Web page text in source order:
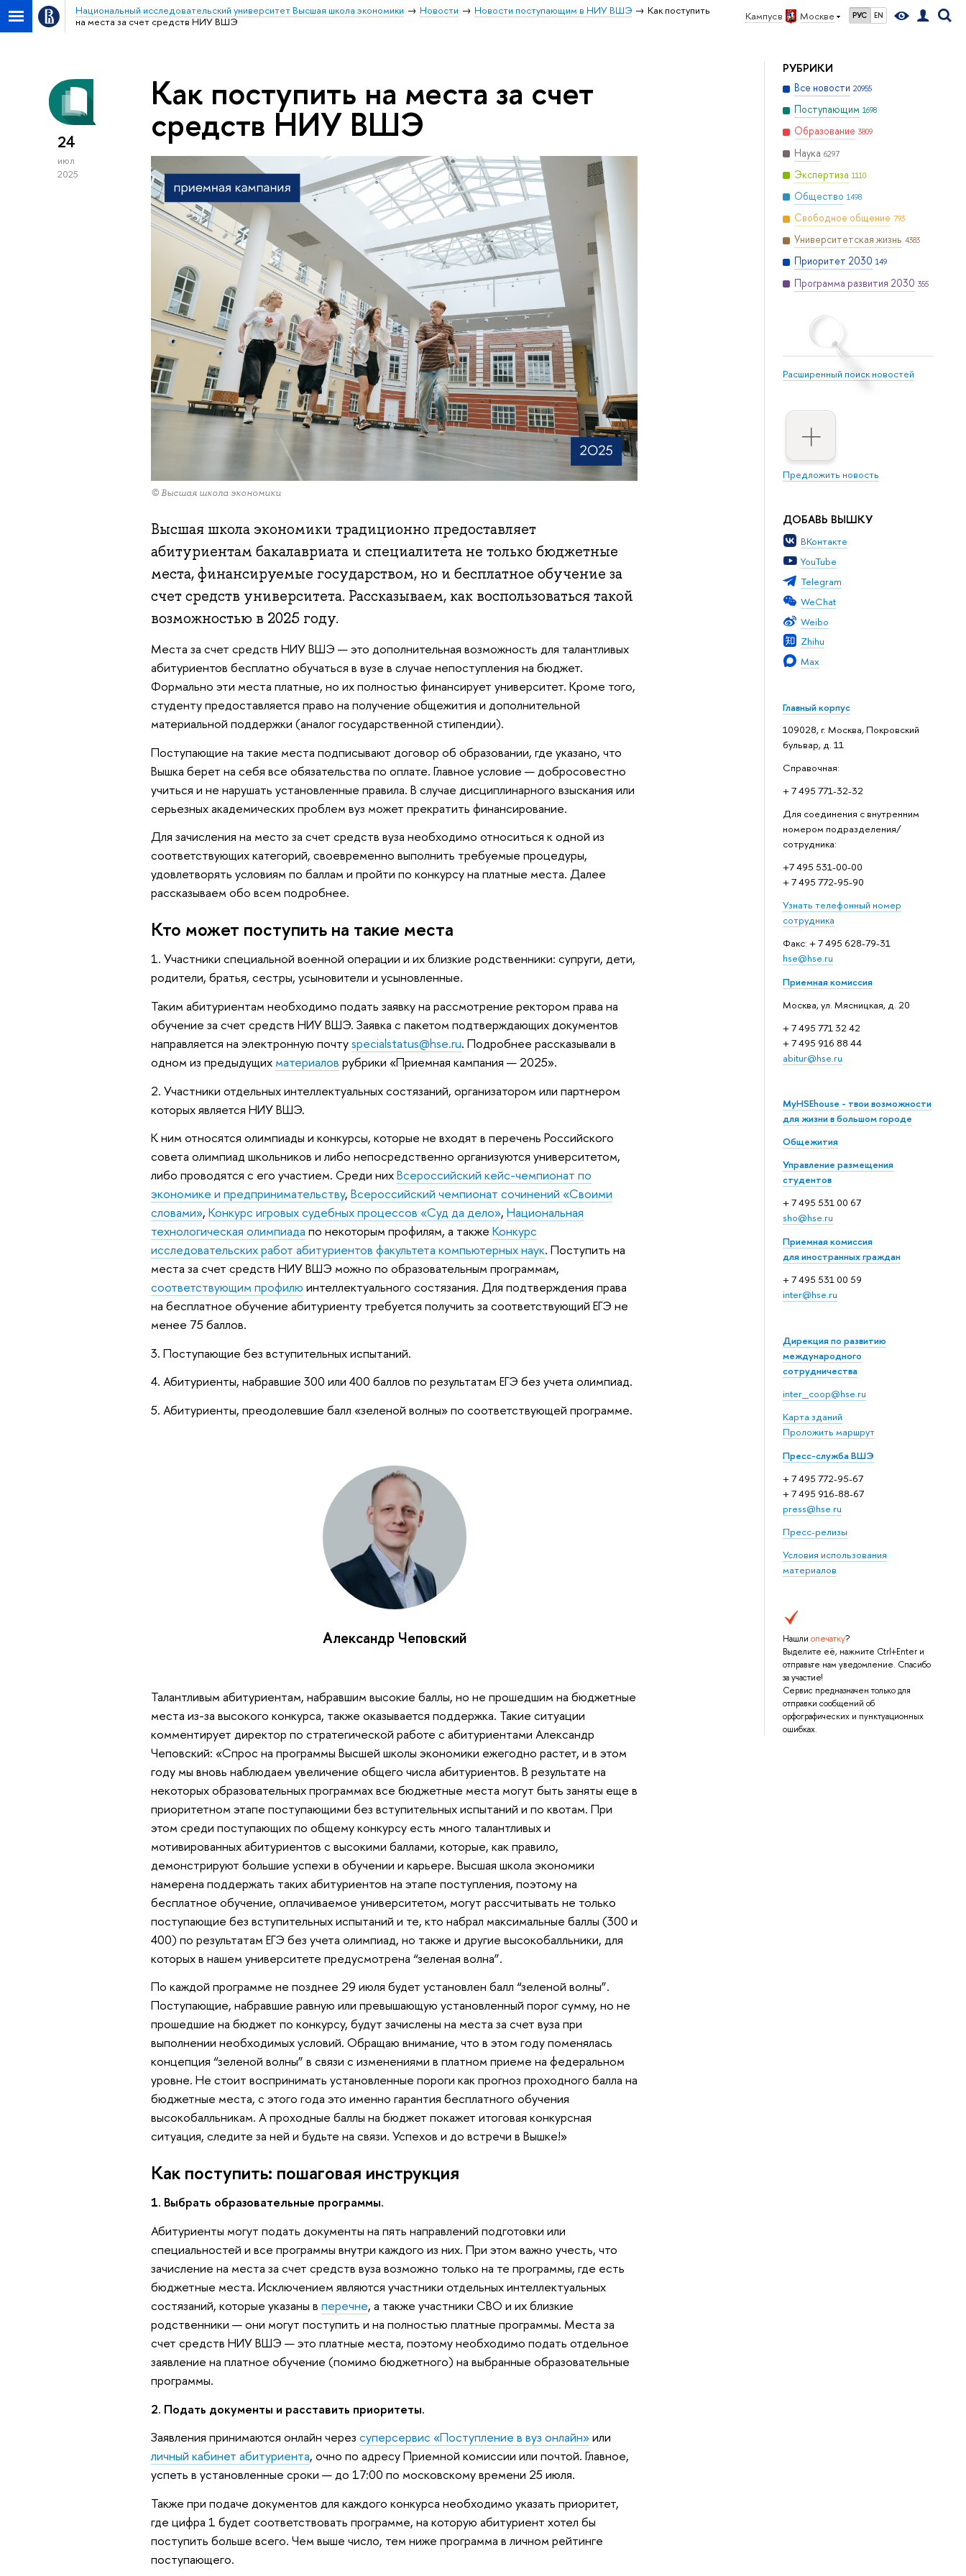
Кампус в Москве РУС EN
Национальный исследовательский университет Высшая школа экономики Новости Новости поступающим в НИУ ВШЭ
Как поступить
на места за счет средств НИУ ВШЭ
РУБРИКИ
Все новости 20955
Поступающим 1698
Образование 3809
Наука 6297
Экспертиза 1110
Общество 1498
Свободное общение 793
Университетская жизнь 4383
Приоритет 2030 149
Программа развития 2030 355
Расширенный поиск новостей
Предложить новость
ДОБАВЬ ВЫШКУ
ВКонтакте
YouTube
Telegram
WeChat
Weibo
Zhihu
Max
Главный корпус
109028, г. Москва, Покровский
бульвар, д. 11
Справочная:
+ 7 495 771-32-32
Для соединения с внутренним
номером подразделения/
сотрудника:
+7 495 531-00-00
+ 7 495 772-95-90
Узнать телефонный номер
сотрудника
Факс: + 7 495 628-79-31
hse@hse.ru
Приемная комиссия
Москва, ул. Мясницкая, д. 20
+ 7 495 771 32 42
+ 7 495 916 88 44
abitur@hse.ru
MyHSEhouse - твои возможности
для жизни в большом городе
Общежития
Управление размещения
студентов
+ 7 495 531 00 67
sho@hse.ru
Приемная комиссия
для иностранных граждан
+ 7 495 531 00 59
inter@hse.ru
Дирекция по развитию
международного
сотрудничества
inter_coop@hse.ru
Карта зданий
Проложить маршрут
Пресс-служба ВШЭ
+ 7 495 772-95-67
+ 7 495 916-88-67
press@hse.ru
Пресс-релизы
Условия использования
материалов
Нашли опечатку?
Выделите её, нажмите Ctrl+Enter и
отправьте нам уведомление. Спасибо
за участие!
Сервис предназначен только для
отправки сообщений об
орфографических и пунктуационных
ошибках.
24
июл
2025
Как поступить на места за счет
средств НИУ ВШЭ
© Высшая школа экономики
Высшая школа экономики традиционно предоставляет
абитуриентам бакалавриата и специалитета не только бюджетные
места, финансируемые государством, но и бесплатное обучение за
счет средств университета. Рассказываем, как воспользоваться такой
возможностью в 2025 году.
Места за счет средств НИУ ВШЭ — это дополнительная возможность для талантливых
абитуриентов бесплатно обучаться в вузе в случае непоступления на бюджет.
Формально эти места платные, но их полностью финансирует университет. Кроме того,
студенту предоставляется право на получение общежития и дополнительной
материальной поддержки (аналог государственной стипендии).
Поступающие на такие места подписывают договор об образовании, где указано, что
Вышка берет на себя все обязательства по оплате. Главное условие — добросовестно
учиться и не нарушать установленные правила. В случае дисциплинарного взыскания или
серьезных академических проблем вуз может прекратить финансирование.
Для зачисления на место за счет средств вуза необходимо относиться к одной из
соответствующих категорий, своевременно выполнить требуемые процедуры,
удовлетворять условиям по баллам и пройти по конкурсу на платные места. Далее
рассказываем обо всем подробнее.
Кто может поступить на такие места
1. Участники специальной военной операции и их близкие родственники: супруги, дети,
родители, братья, сестры, усыновители и усыновленные.
Таким абитуриентам необходимо подать заявку на рассмотрение ректором права на
обучение за счет средств НИУ ВШЭ. Заявка с пакетом подтверждающих документов
направляется на электронную почтуspecialstatus@hse.ru. Подробнее рассказывали в
одном из предыдущих материалов рубрики «Приемная кампания — 2025».
2. Участники отдельных интеллектуальных состязаний, организатором или партнером
которых является НИУ ВШЭ.
К ним относятся олимпиады и конкурсы, которые не входят в перечень Российского
совета олимпиад школьников и либо непосредственно организуются университетом,
либо проводятся с его участием. Среди нихВсероссийский кейс-чемпионат по
экономике и предпринимательству, Всероссийский чемпионат сочинений «Своими
словами», Конкурс игровых судебных процессов «Суд да дело», Национальная
технологическая олимпиада по некоторым профилям, а также Конкурс
исследовательских работ абитуриентов факультета компьютерных наук. Поступить на
места за счет средств НИУ ВШЭ можно по образовательным программам,
соответствующим профилю интеллектуального состязания. Для подтверждения права
на бесплатное обучение абитуриенту требуется получить за соответствующий ЕГЭ не
менее 75 баллов.
3. Поступающие без вступительных испытаний.
4. Абитуриенты, набравшие 300 или 400 баллов по результатам ЕГЭ без учета олимпиад.
5. Абитуриенты, преодолевшие балл «зеленой волны» по соответствующей программе.
Александр Чеповский
Талантливым абитуриентам, набравшим высокие баллы, но не прошедшим на бюджетные
места из-за высокого конкурса, также оказывается поддержка. Такие ситуации
комментирует директор по стратегической работе с абитуриентами Александр
Чеповский: «Спрос на программы Высшей школы экономики ежегодно растет, и в этом
году мы вновь наблюдаем увеличение общего числа абитуриентов. В результате на
некоторых образовательных программах все бюджетные места могут быть заняты еще в
приоритетном этапе поступающими без вступительных испытаний и по квотам. При
этом среди поступающих по общему конкурсу есть много талантливых и
мотивированных абитуриентов с высокими баллами, которые, как правило,
демонстрируют большие успехи в обучении и карьере. Высшая школа экономики
намерена поддержать таких абитуриентов на этапе поступления, поэтому на
бесплатное обучение, оплачиваемое университетом, могут рассчитывать не только
поступающие без вступительных испытаний и те, кто набрал максимальные баллы (300 и
400) по результатам ЕГЭ без учета олимпиад, но также и другие высокобалльники, для
которых в нашем университете предусмотрена “зеленая волна”.
По каждой программе не позднее 29 июля будет установлен балл “зеленой волны”.
Поступающие, набравшие равную или превышающую установленный порог сумму, но не
прошедшие на бюджет по конкурсу, будут зачислены на места за счет вуза при
выполнении необходимых условий. Обращаю внимание, что в этом году поменялась
концепция “зеленой волны” в связи с изменениями в платном приеме на федеральном
уровне. Не стоит воспринимать установленные пороги как прогноз проходного балла на
бюджетные места, с этого года это именно гарантия бесплатного обучения
высокобалльникам. А проходные баллы на бюджет покажет итоговая конкурсная
ситуация, следите за ней и будьте на связи. Успехов и до встречи в Вышке!»
Как поступить: пошаговая инструкция
1. Выбрать образовательные программы.
Абитуриенты могут подать документы на пять направлений подготовки или
специальностей и все программы внутри каждого из них. При этом важно учесть, что
зачисление на места за счет средств вуза возможно только на те программы, где есть
бюджетные места. Исключением являются участники отдельных интеллектуальных
состязаний, которые указаны в перечне, а также участники СВО и их близкие
родственники — они могут поступить и на полностью платные программы. Места за
счет средств НИУ ВШЭ — это платные места, поэтому необходимо подать отдельное
заявление на платное обучение (помимо бюджетного) на выбранные образовательные
программы.
2. Подать документы и расставить приоритеты.
Заявления принимаются онлайн через суперсервис «Поступление в вуз онлайн»или
личный кабинет абитуриента, очно по адресу Приемной комиссии или почтой. Главное,
успеть в установленные сроки — до 17:00 по московскому времени 25 июля.
Также при подаче документов для каждого конкурса необходимо указать приоритет,
где цифра 1 будет соответствовать программе, на которую абитуриент хотел бы
поступить больше всего. Чем выше число, тем ниже программа в личном рейтинге
поступающего.